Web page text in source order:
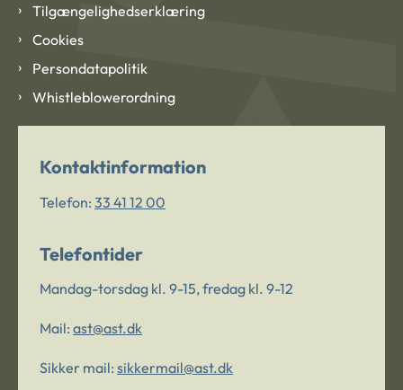
Tilgængelighedserklæring
Cookies
Persondatapolitik
Whistleblowerordning
Kontaktinformation
Telefon: 33 41 12 00
Telefontider
Mandag-torsdag kl. 9-15, fredag kl. 9-12
Mail: ast@ast.dk
Sikker mail: sikkermail@ast.dk